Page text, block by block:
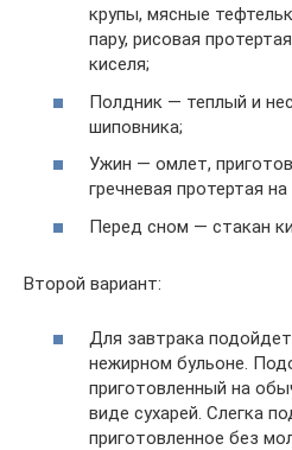
крупы, мясные
пару, рисовая
киселя;
Полдник — теплый и
шиповника;
Ужин — омлет,
гречневая протертая
Перед сном — стакан
Второй вариант:
Для завтрака
нежирном бульоне.
приготовленный на
виде сухарей. Слегка
приготовленное без